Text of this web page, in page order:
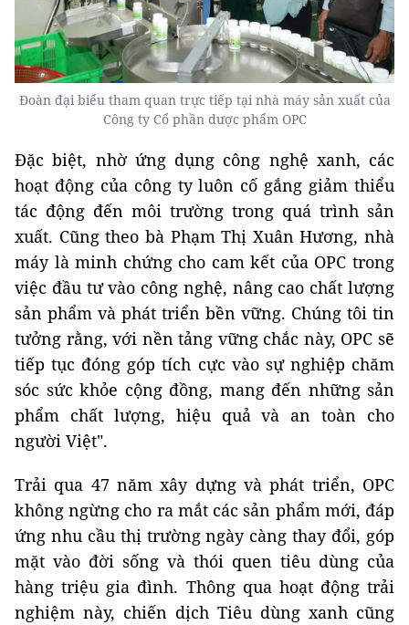
Đoàn đại biểu tham quan trực tiếp tại nhà máy sản xuất của
Công ty Cổ phần dược phẩm OPC
Đặc biệt, nhờ ứng dụng công nghệ xanh, các
hoạt động của công ty luôn cố gắng giảm thiểu
tác động đến môi trường trong quá trình sản
xuất. Cũng theo bà Phạm Thị Xuân Hương, nhà
máy là minh chứng cho cam kết của OPC trong
việc đầu tư vào công nghệ, nâng cao chất lượng
sản phẩm và phát triển bền vững. Chúng tôi tin
tưởng rằng, với nền tảng vững chắc này, OPC sẽ
tiếp tục đóng góp tích cực vào sự nghiệp chăm
sóc sức khỏe cộng đồng, mang đến những sản
phẩm chất lượng, hiệu quả và an toàn cho
người Việt".
Trải qua 47 năm xây dựng và phát triển, OPC
không ngừng cho ra mắt các sản phẩm mới, đáp
ứng nhu cầu thị trường ngày càng thay đổi, góp
mặt vào đời sống và thói quen tiêu dùng của
hàng triệu gia đình. Thông qua hoạt động trải
nghiệm này, chiến dịch Tiêu dùng xanh cũng